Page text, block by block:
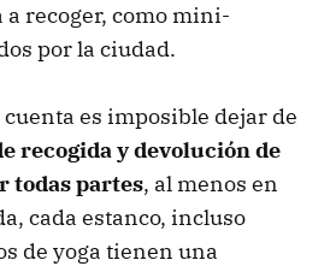
a recoger, como mini-
por la ciudad.
cuenta es imposible dejar de
recogida y devolución de
todas partes, al menos en
cada estanco, incluso
de yoga tienen una